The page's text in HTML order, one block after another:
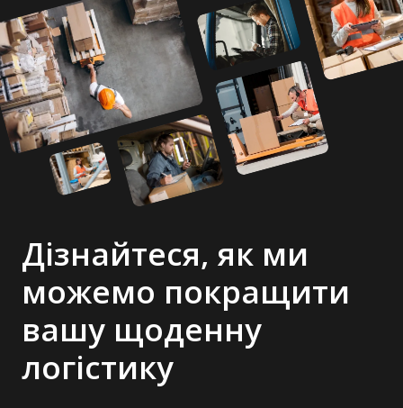
Дізнайтеся, як ми
можемо покращити
вашу щоденну
логістику